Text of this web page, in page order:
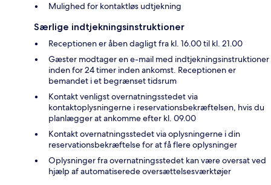
Mulighed for kontaktløs udtjekning
Særlige indtjekningsinstruktioner
Receptionen er åben dagligt fra kl. 16.00 til kl. 21.00
Gæster modtager en e-mail med indtjekningsinstruktioner
inden for 24 timer inden ankomst. Receptionen er
bemandet i et begrænset tidsrum
Kontakt venligst overnatningsstedet via
kontaktoplysningerne i reservationsbekræftelsen, hvis du
planlægger at ankomme efter kl. 09.00
Kontakt overnatningsstedet via oplysningerne i din
reservationsbekræftelse for at få flere oplysninger
Oplysninger fra overnatningsstedet kan være oversat ved
hjælp af automatiserede oversættelsesværktøjer